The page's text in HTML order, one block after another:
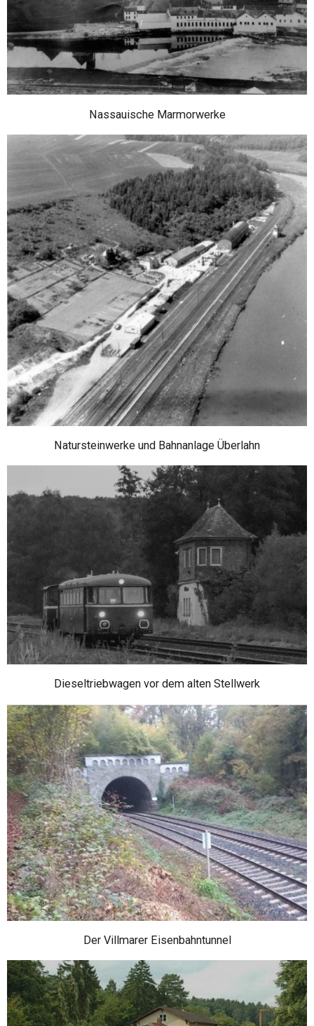
Nassauische Marmorwerke
Natursteinwerke und Bahnanlage Überlahn
Dieseltriebwagen vor dem alten Stellwerk
Der Villmarer Eisenbahntunnel